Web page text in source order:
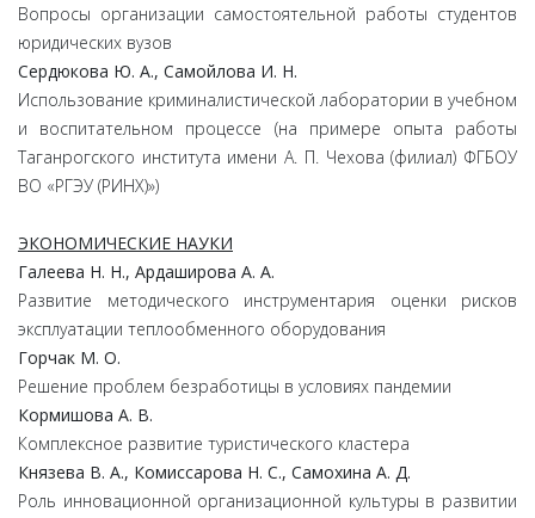
Вопросы организации самостоятельной работы студентов
юридических вузов
Сердюкова Ю. А., Самойлова И. Н.
Использование криминалистической лаборатории в учебном
и воспитательном процессе (на примере опыта работы
Таганрогского института имени А. П. Чехова (филиал) ФГБОУ
ВО «РГЭУ (РИНХ)»)
ЭКОНОМИЧЕСКИЕ НАУКИ
Галеева Н. Н., Ардаширова А. А.
Развитие методического инструментария оценки рисков
эксплуатации теплообменного оборудования
Горчак М. О.
Решение проблем безработицы в условиях пандемии
Кормишова А. В.
Комплексное развитие туристического кластера
Князева В. А., Комиссарова Н. С., Самохина А. Д.
Роль инновационной организационной культуры в развитии